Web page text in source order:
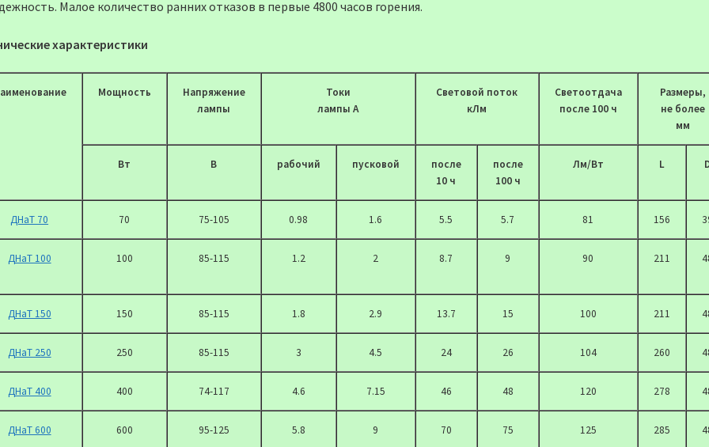
Малое количество ранних отказов в первые 4800 часов горения.
характеристики
Мощность
Напряжение
лампы
Токи
лампы А
Cветовой поток
кЛм
Светоотдача
после 100 ч
Размеры,
не более
мм
Вт В рабочий пусковой
после
10 ч
после
100 ч
Лм/Вт L
ДНаТ 70 70 75-105 0.98 1.6 5.5 5.7 81 156
ДНаТ 100 100 85-115 1.2 2 8.7 9 90 211
ДНаТ 150 150 85-115 1.8 2.9 13.7 15 100 211
ДНаТ 250 250 85-115 3 4.5 24 26 104 260
ДНаТ 400 400 74-117 4.6 7.15 46 48 120 278
ДНаТ 600 600 95-125 5.8 9 70 75 125 285